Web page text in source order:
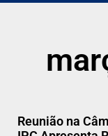
Reunião na